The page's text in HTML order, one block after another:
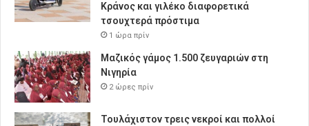
Κράνος και γιλέκο διαφορετικά
τσουχτερά πρόστιμα
1 ώρα πρίν
Μαζικός γάμος 1.500 ζευγαριών στη
Νιγηρία
2 ώρες πρίν
Τουλάχιστον τρεις νεκροί και πολλοί